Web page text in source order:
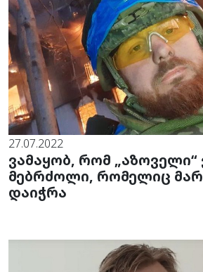
27.07.2022
ვამაყობ, რომ „აზოველი“
მებრძოლი, რომელიც
დაიჭრა